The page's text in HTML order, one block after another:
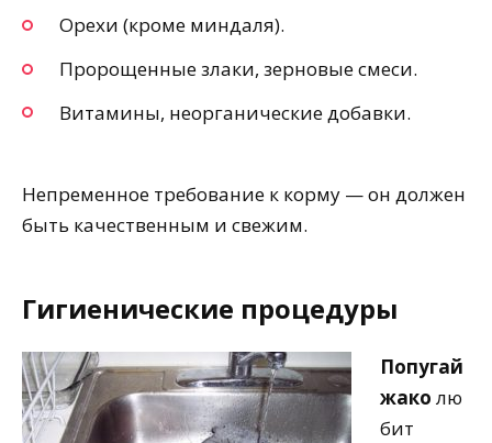
Орехи (кроме миндаля).
Пророщенные злаки, зерновые смеси.
Витамины, неорганические добавки.
Непременное требование к корму — он должен
быть качественным и свежим.
Гигиенические процедуры
Попугай
жако лю
бит